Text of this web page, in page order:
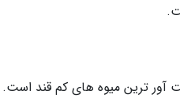
ترین میوه های کم قند است.